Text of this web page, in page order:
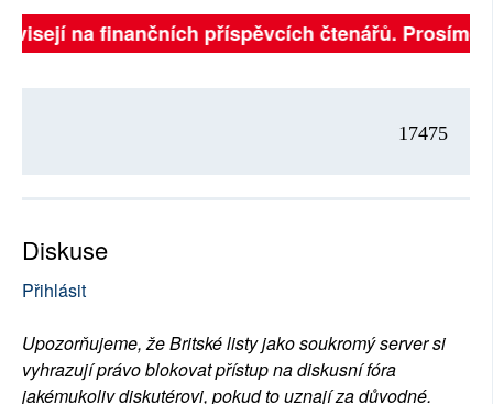
na finančních příspěvcích čtenářů. Prosíme,
17475
Diskuse
Přihlásit
Upozorňujeme, že Britské listy jako soukromý server si
vyhrazují právo blokovat přístup na diskusní fóra
jakémukoliv diskutérovi, pokud to uznají za důvodné.